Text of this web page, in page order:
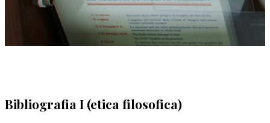
Bibliografia I (etica filosofica)